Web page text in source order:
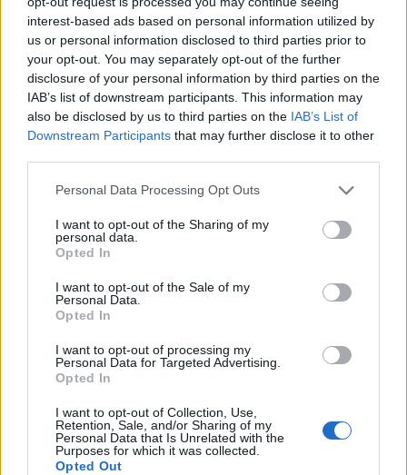
interest-based ads based on personal information utilized by
us or personal information disclosed to third parties prior to
your opt-out. You may separately opt-out of the further
disclosure of your personal information by third parties on the
IAB’s list of downstream participants. This information may
also be disclosed by us to third parties on the IAB’s List of
Downstream Participants that may further disclose it to other
Personal Data Processing Opt Outs
I want to opt-out of the Sharing of my
personal data.
Opted In
I want to opt-out of the Sale of my
Personal Data.
Opted In
I want to opt-out of processing my
Personal Data for Targeted Advertising.
Opted In
I want to opt-out of Collection, Use,
Retention, Sale, and/or Sharing of my
Personal Data that Is Unrelated with the
Purposes for which it was collected.
Opted Out
Infortunato 0 - 0%
Inutilizzato 19 - 50
stagionale
INT 4-0 LEC
1-2 INT
INT 1-0
MIL 0-2 INT
INT 1-0